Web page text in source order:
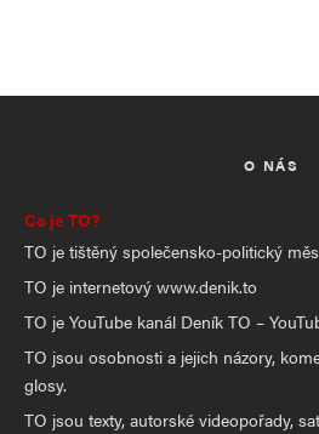
O NÁS
Co je TO?
TO je tištěný společensko-politický
TO je internetový www.denik.to
TO je YouTube kanál Deník TO –
TO jsou osobnosti a jejich názory,
glosy.
TO jsou texty, autorské videopořady,